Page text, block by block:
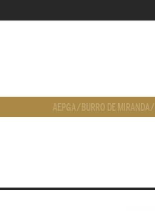
AEPGA/ BURRO DE MIRANDA/